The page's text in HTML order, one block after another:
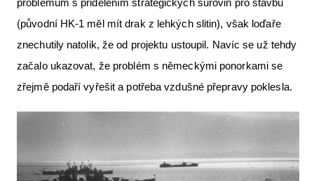
problémům s přidělením strategických surovin pro stavbu
(původní HK-1 měl mít drak z lehkých slitin), však loďaře
znechutily natolik, že od projektu ustoupil. Navíc se už tehdy
začalo ukazovat, že problém s německými ponorkami se
zřejmě podaří vyřešit a potřeba vzdušné přepravy poklesla.